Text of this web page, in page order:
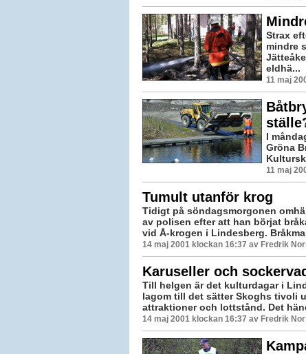
Strax
mindre
eldhä...
11 maj
I
Gröna
11 maj
Tumult utanför krog
Tidigt på söndagsmorgonen
av polisen efter att han börjat
vid Å-krogen i Lindesberg.
14 maj 2001 klockan 16:37 av Fredrik
Karuseller och
Till helgen är det kulturdagar i
lagom till det sätter Skoghs tivoli
attraktioner och lottstånd. Det
14 maj 2001 klockan 16:37 av Fredrik